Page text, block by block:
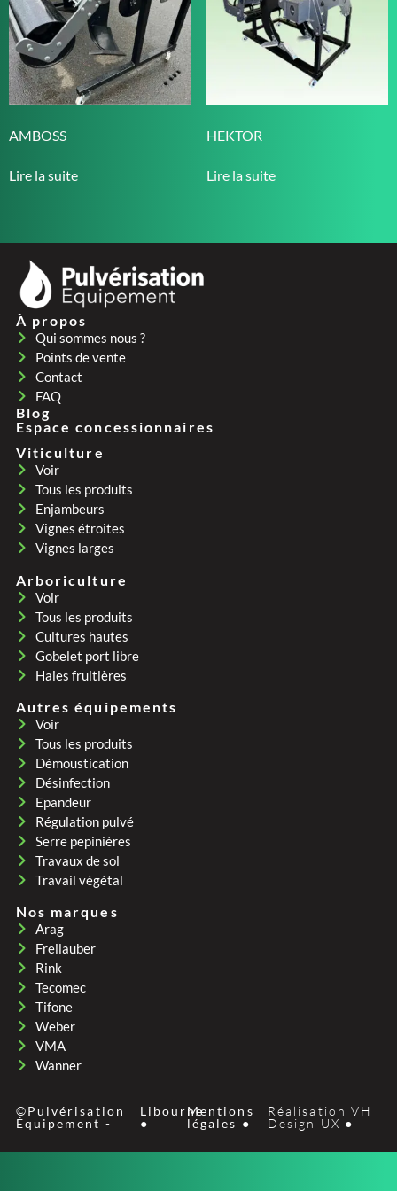
AMBOSS
Lire la suite
HEKTOR
Lire la suite
À propos
Qui sommes nous ?
Points de vente
Contact
FAQ
Blog
Espace concessionnaires
Viticulture
Voir
Tous les produits
Enjambeurs
Vignes étroites
Vignes larges
Arboriculture
Voir
Tous les produits
Cultures hautes
Gobelet port libre
Haies fruitières
Autres équipements
Voir
Tous les produits
Démoustication
Désinfection
Epandeur
Régulation pulvé
Serre pepinières
Travaux de sol
Travail végétal
Nos marques
Arag
Freilauber
Rink
Tecomec
Tifone
Weber
VMA
Wanner
©Pulvérisation
Équipement -
Libourne
●
Mentions
légales ●
Réalisation VH
Design UX ●